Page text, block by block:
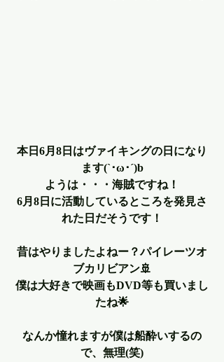
本日6月8日はヴァイキングの日になり
ます(`･ω･´)b
ようは・・・海賊ですね！
6月8日に活動しているところを発見さ
れた日だそうです！
昔はやりましたよねー？パイレーツオ
ブカリビアン🚢
僕は大好きで映画もDVD等も買いまし
たね🌟
なんか憧れますが僕は船酔いするの
で、無理(笑)